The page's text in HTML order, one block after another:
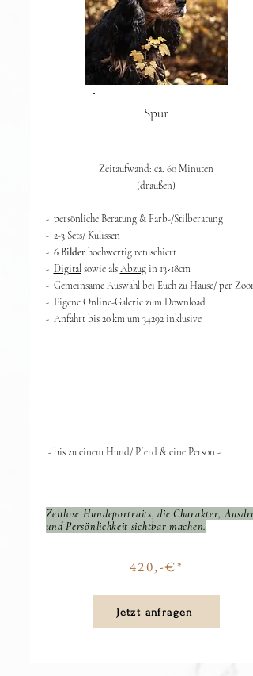
Spur
Zeitaufwand: ca. 60 Minuten
(draußen)​
- persönliche Beratung & Farb-/Stilberatung
- 2-3 Sets/ Kulissen
- 6 Bilderhochwertig retuschiert
- Digitalsowie alsAbzugin 13×18cm
- Gemeinsame Auswahl bei Euch zu Hause/ per Zoom
- Eigene Online-Galerie zum Download
- Anfahrt bis 20 km um 34292 inklusive
- bis zu einem Hund/ Pferd & eine Person - ​
Zeitlose Hundeportraits, die Charakter,
und Persönlichkeit sichtbar machen.
420,-€*
Jetzt anfragen